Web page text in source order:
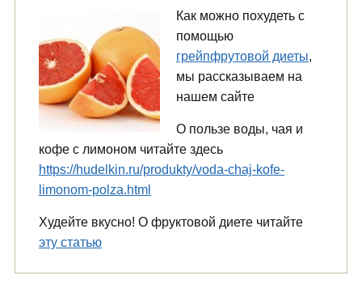
Как можно похудеть с
помощью
грейпфрутовой диеты,
мы рассказываем на
нашем сайте
О пользе воды, чая и
кофе с лимоном читайте здесь
https://hudelkin.ru/produkty/voda-chaj-kofe-
limonom-polza.html
Худейте вкусно! О фруктовой диете читайте
эту статью